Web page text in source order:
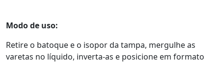
Modo de uso:
Retire o batoque e o isopor da tampa, mergulhe as
varetas no líquido, inverta-as e posicione em formato